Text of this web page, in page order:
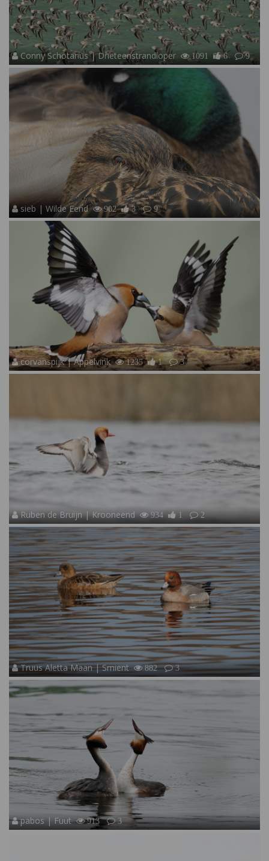
Conny Schotanus | Drieteenstrandloper 1091 6 9
sieb | Wilde Eend 902 3 9
corvanspijk | Appelvink 1235 1 3
Ruben de Bruijn | Krooneend 934 1 2
Truus Aletta Maan | Smient 882 3
pabos | Fuut 913 3